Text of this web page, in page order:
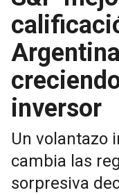
inversor
Un volantazo
cambia las
sorpresiva